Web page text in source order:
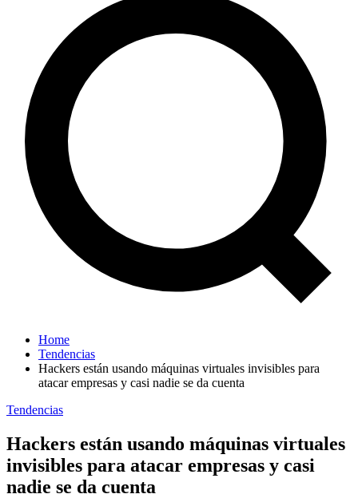
Home
Tendencias
Hackers están usando máquinas virtuales invisibles para
atacar empresas y casi nadie se da cuenta
Tendencias
Hackers están usando máquinas virtuales
invisibles para atacar empresas y casi
nadie se da cuenta